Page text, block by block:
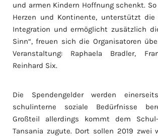
und armen Kindern Hoffnung schenkt.
Herzen und Kontinente, unterstützt die
Integration und ermöglicht zusätzlich
Sinn“, freuen sich die Organisatoren
Veranstaltung: Raphaela Bradler,
Reinhard Six.
Die Spendengelder werden
schulinterne soziale Bedürfnisse
Großteil allerdings kommt dem
Tansania zugute. Dort sollen 2019 zwei